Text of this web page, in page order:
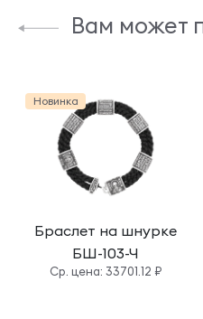
Вам может
Новинка
Браслет на шнурке
БШ-103-Ч
Cр. цена: 33701.12 ₽